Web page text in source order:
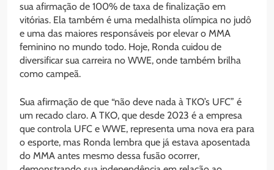
sua afirmação de 100% de taxa de finalização em
vitórias. Ela também é uma medalhista olímpica no judô
e uma das maiores responsáveis por elevar o MMA
feminino no mundo todo. Hoje, Ronda cuidou de
diversificar sua carreira no WWE, onde também brilha
como campeã.
Sua afirmação de que “não deve nada à TKO’s UFC” é
um recado claro. A TKO, que desde 2023 é a empresa
que controla UFC e WWE, representa uma nova era para
o esporte, mas Ronda lembra que já estava aposentada
do MMA antes mesmo dessa fusão ocorrer,